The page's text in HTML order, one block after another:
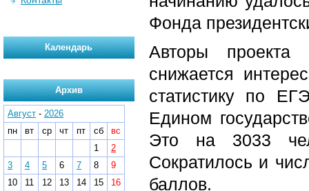
Фонда
Авторы проекта
снижается
статистику по
Едином
Это на 3033
Сократилось и
баллов.
Календарь
Архив
Август - 2026
пн
вт ср чт пт сб
вс
1
2
3
4 5 6 7 8
9
10
11 12 13 14 15
16